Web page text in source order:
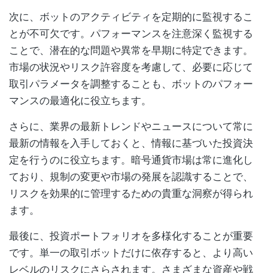
次に、ボットのアクティビティを定期的に監視するこ
とが不可欠です。パフォーマンスを注意深く監視する
ことで、潜在的な問題や異常を早期に特定できます。
市場の状況やリスク許容度を考慮して、必要に応じて
取引パラメータを調整することも、ボットのパフォー
マンスの最適化に役立ちます。
さらに、業界の最新トレンドやニュースについて常に
最新の情報を入手しておくと、情報に基づいた投資決
定を行うのに役立ちます。暗号通貨市場は常に進化し
ており、規制の変更や市場の発展を認識することで、
リスクを効果的に管理するための貴重な洞察が得られ
ます。
最後に、投資ポートフォリオを多様化することが重要
です。単一の取引ボットだけに依存すると、より高い
レベルのリスクにさらされます。さまざまな資産や戦